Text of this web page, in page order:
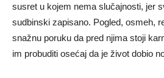
susret u kojem nema slučajnosti, jer
sudbinski zapisano. Pogled, osmeh,
snažnu poruku da pred njima stoji
im probuditi osećaj da je život dobio